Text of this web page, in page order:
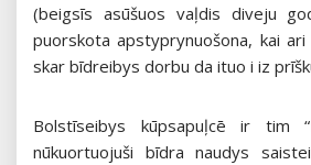
(beigsīs asūšuos vaļdis diveju
puorskota apstyprynuošona, kai
skar bīdreibys dorbu da ituo i iz
Bolstīseibys kūpsapuļcē ir tim
nūkuortuojuši bīdra naudys